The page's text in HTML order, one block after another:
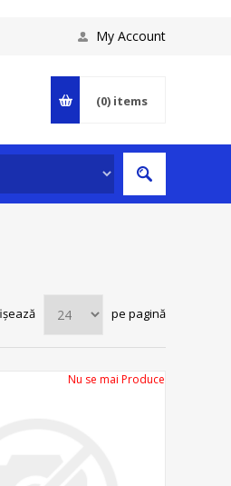
My Account
(0) items
pe pagină
Nu se mai Produce